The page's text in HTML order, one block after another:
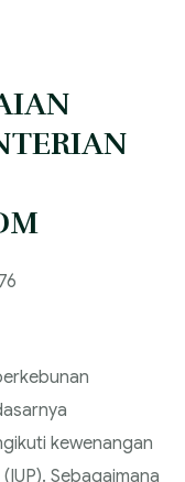
kewenangan
Sebagaimana